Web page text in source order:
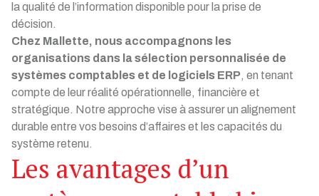
la qualité de l’information disponible pour la prise de
décision.
Chez Mallette, nous accompagnons les
organisations dans la sélection personnalisée de
systèmes comptables et de logiciels ERP, en tenant
compte de leur réalité opérationnelle, financière et
stratégique. Notre approche vise à assurer un alignement
durable entre vos besoins d’affaires et les capacités du
système retenu.
Les avantages d’un